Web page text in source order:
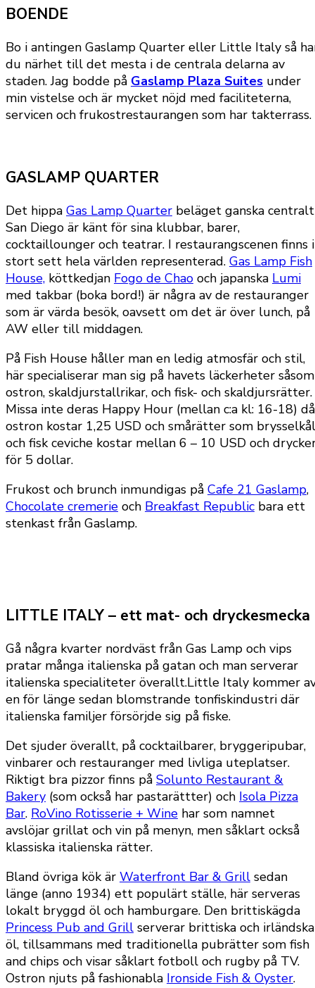
BOENDE
Bo i antingen Gaslamp Quarter eller Little Italy så
du närhet till det mesta i de centrala delarna av
staden. Jag bodde på Gaslamp Plaza Suites under
min vistelse och är mycket nöjd med faciliteterna,
servicen och frukostrestaurangen som har takterrass.
GASLAMP QUARTER
Det hippa Gas Lamp Quarter beläget ganska
San Diego är känt för sina klubbar, barer,
cocktaillounger och teatrar. I restaurangscenen finns i
stort sett hela världen representerad. Gas Lamp Fish
House, köttkedjan Fogo de Chao och japanska Lumi
med takbar (boka bord!) är några av de restauranger
som är värda besök, oavsett om det är över lunch, på
AW eller till middagen.
På Fish House håller man en ledig atmosfär och stil,
här specialiserar man sig på havets läckerheter såsom
ostron, skaldjurstallrikar, och fisk- och skaldjursrätter.
Missa inte deras Happy Hour (mellan c:a kl: 16-18) då
ostron kostar 1,25 USD och smårätter som brysselkål
och fisk ceviche kostar mellan 6 – 10 USD och
för 5 dollar.
Frukost och brunch inmundigas på Cafe 21 Gaslamp,
Chocolate cremerie och Breakfast Republic bara ett
stenkast från Gaslamp.
LITTLE ITALY – ett mat- och dryckesmecka
Gå några kvarter nordväst från Gas Lamp och vips
pratar många italienska på gatan och man serverar
italienska specialiteter överallt.Little Italy kommer
en för länge sedan blomstrande tonfiskindustri där
italienska familjer försörjde sig på fiske.
Det sjuder överallt, på cocktailbarer, bryggeripubar,
vinbarer och restauranger med livliga uteplatser.
Riktigt bra pizzor finns på Solunto Restaurant &
Bakery (som också har pastarättter) och Isola Pizza
Bar. RoVino Rotisserie + Wine har som namnet
avslöjar grillat och vin på menyn, men såklart också
klassiska italienska rätter.
Bland övriga kök är Waterfront Bar & Grill sedan
länge (anno 1934) ett populärt ställe, här serveras
lokalt bryggd öl och hamburgare. Den brittiskägda
Princess Pub and Grill serverar brittiska och irländska
öl, tillsammans med traditionella pubrätter som fish
and chips och visar såklart fotboll och rugby på TV.
Ostron njuts på fashionabla Ironside Fish & Oyster.